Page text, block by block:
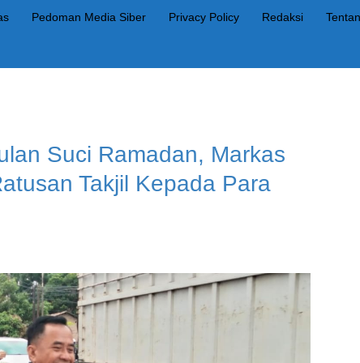
Pedoman Media Siber Privacy Policy Redaksi
Suci Ramadan, Markas
Takjil Kepada Para